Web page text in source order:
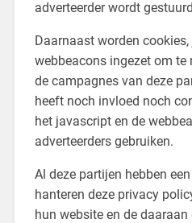
adverteerder wordt
Daarnaast worden
webbeacons ingezet om
de campagnes van deze
heeft noch invloed noch
het javascript en de
adverteerders gebruiken.
Al deze partijen hebben
hanteren deze privacy
hun website en de